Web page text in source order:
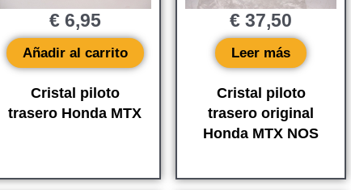
Cristal piloto
trasero Honda MTX
€6,95
Añadir al carrito
Cristal piloto
trasero original
Honda MTX NOS
€ 37,50
Leer más